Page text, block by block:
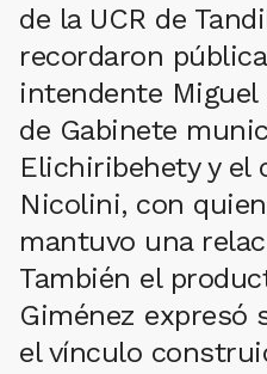
de la UCR de
recordaron
intendente
de Gabinete
Elichiribehety y el
Nicolini, con
mantuvo una
También el
Giménez expresó
el vínculo